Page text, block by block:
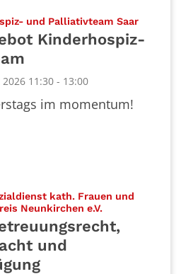
und Palliativteam Saar:
Kinderhospiz-
11:30 - 13:00
im momentum!
kath. Frauen und
Neunkirchen e.V.
und